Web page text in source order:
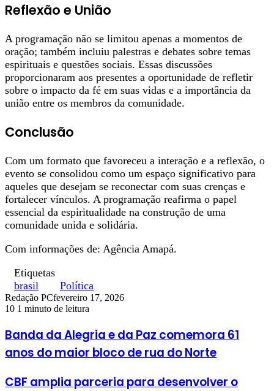
Reflexão e União
A programação não se limitou apenas a momentos de
oração; também incluiu palestras e debates sobre temas
espirituais e questões sociais. Essas discussões
proporcionaram aos presentes a oportunidade de refletir
sobre o impacto da fé em suas vidas e a importância da
união entre os membros da comunidade.
Conclusão
Com um formato que favoreceu a interação e a reflexão, o
evento se consolidou como um espaço significativo para
aqueles que desejam se reconectar com suas crenças e
fortalecer vínculos. A programação reafirma o papel
essencial da espiritualidade na construção de uma
comunidade unida e solidária.
Com informações de: Agência Amapá.
Etiquetas
brasil
Política
Redação PCfevereiro 17, 2026
10 1 minuto de leitura
Banda da Alegria e da Paz comemora 61
anos do maior bloco de rua do Norte
CBF amplia parceria para desenvolver o